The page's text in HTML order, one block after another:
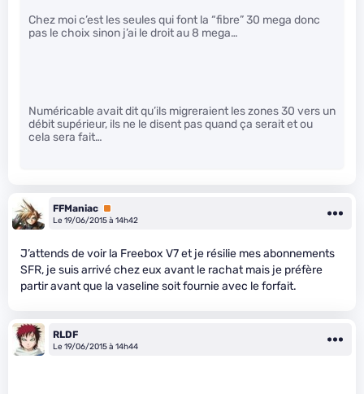
Chez moi c’est les seules qui font la “fibre” 30 mega donc
pas le choix sinon j’ai le droit au 8 mega…
Numéricable avait dit qu’ils migreraient les zones 30 vers un
débit supérieur, ils ne le disent pas quand ça serait et ou
cela sera fait…
FFManiac Premium
Le 19/06/2015 à 14h42
J’attends de voir la Freebox V7 et je résilie mes abonnements
SFR, je suis arrivé chez eux avant le rachat mais je préfère
partir avant que la vaseline soit fournie avec le forfait.
RLDF
Le 19/06/2015 à 14h44